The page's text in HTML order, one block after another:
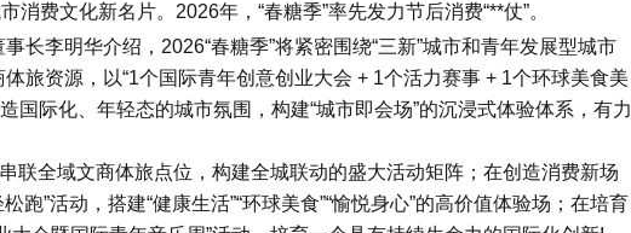
费文化新名片。2026年，“春糖季”率先发力节后消费“**仗”。
长李明华介绍，2026“春糖季”将紧密围绕“三新”城市和青年发展型城市
旅资源，以“1个国际青年创意创业大会 + 1个活力赛事 + 1个环球美食美
国际化、年轻态的城市氛围，构建“城市即会场”的沉浸式体验体系，有力
联全域文商体旅点位，构建全城联动的盛大活动矩阵；在创造消费新场
跑”活动，搭建“健康生活”“环球美食”“愉悦身心”的高价值体验场；在培育